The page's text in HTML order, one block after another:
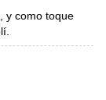
y como toque